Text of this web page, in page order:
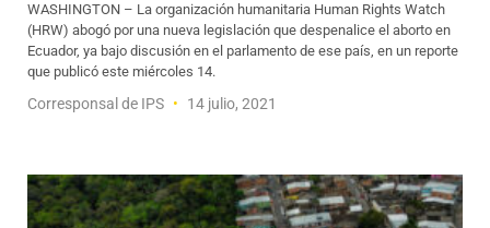
WASHINGTON – La organización humanitaria Human Rights Watch
(HRW) abogó por una nueva legislación que despenalice el aborto en
Ecuador, ya bajo discusión en el parlamento de ese país, en un reporte
que publicó este miércoles 14.
Corresponsal de IPS 14 julio, 2021